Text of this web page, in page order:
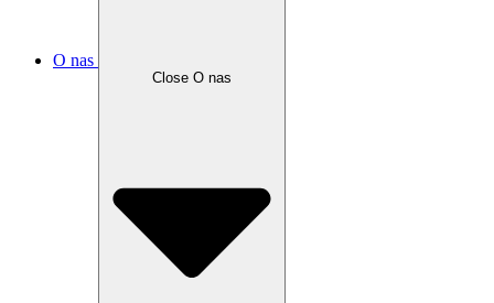
O nas
Close O nas